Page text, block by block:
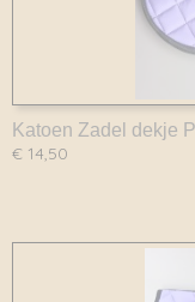
Katoen Zadel dekje
€ 14,50